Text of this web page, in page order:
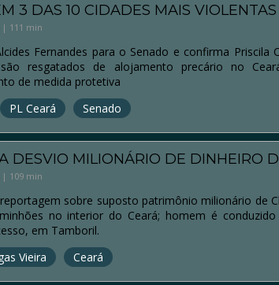
3 DAS 10 CIDADES MAIS
| 111 min
Fernandes para o Senado e confirma Priscila
são resgatados de alojamento precário no
de medida protetiva
PL Ceará Senado
DESVIO MILIONÁRIO DE DINHEIRO
| 109 min
reportagem sobre suposto patrimônio milionário de
no interior do Ceará; homem é
em Tamboril.
Vieira Ceará